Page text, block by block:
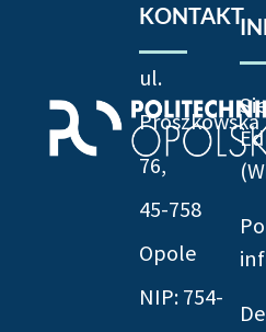
KONTAKT
ul.
Prószkowska
76,
45-758
Opole
NIP: 754-